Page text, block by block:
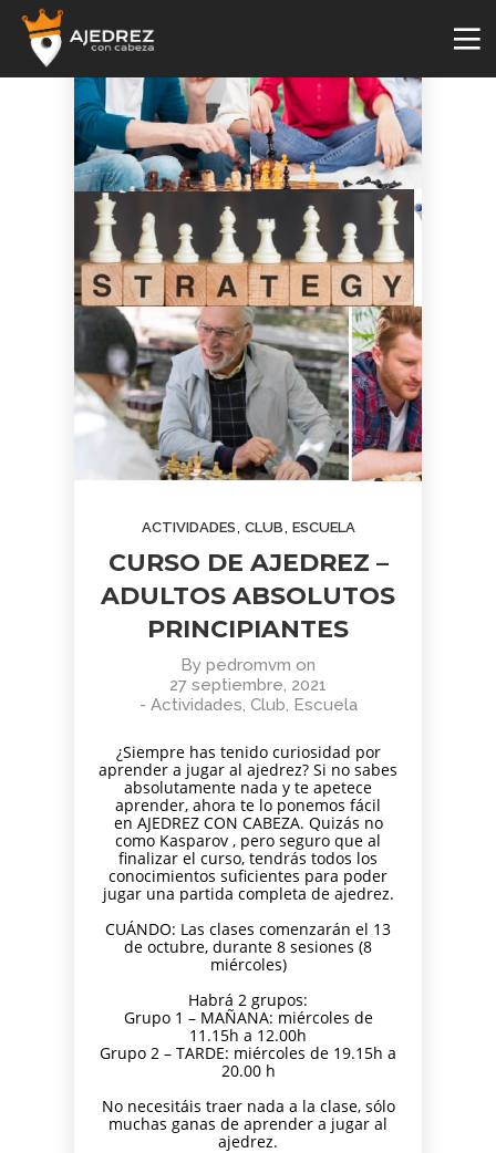
4
COMUNIDAD
AJEDREZ
CON
CABEZA.
BUEN
VERANO Y
SEPTIEMBRE!
29
2026
ARMAGGEDÓN
AJEDREZ CON
CABEZA – 4 DE
JULIO
¡AJEDREZ EN
CHAMBERÍ!
2
2026
A MIRAR
EL ARTE:
MADRID
EN LA
SEGUNDA
SIGLO XX
BOLETÍN
COMUNIDAD
CON
CABEZA –
JUNIO 2026
1
2026
TORNEO
DE
PARA
TODAS
LAS
EDADES
Y
NIVELES
– 13 DE
JUNIO
11
ENTRENAMIENTO
COGNITIVO –
GENERAL
4
MAYO
2026
BOLETÍN
MAYO 2026 –
COMUNIDAD
AJEDREZ
CON
CABEZA
30
ABRIL
2026
TORNEO
PARA
TODAS
LAS
EDADES
Y
NIVELES
–
CON
CABEZA
23 DE
MAYO
30
ABRIL
2026
APRENDER A
MIRAR EL
ARTE: LA
ABSTRACCIÓN
GEOMÉTRICA:
PIET
MONDRIAN (Y
VISITA AL
29
ABRIL
2026
AJEDREZ
ADULTOS -
CURSO DE
AJEDREZ
DESDE 0.
INICIO LA
SEMANA
27
ABRIL
2026
CAMPAMENTO
DE VERANO
AJEDREZ CON
CABEZA 2026
16
MARZO
2026
EL DESAFÍO
CON
DE ELO –
MARZO.
20.15H
ACTIVIDADES, CLUB, ESCUELA
CURSO DE AJEDREZ –
ADULTOS ABSOLUTOS
PRINCIPIANTES
By pedromvm on
27 septiembre, 2021
- Actividades, Club, Escuela
¿Siempre has tenido curiosidad por
aprender a jugar al ajedrez? Si no sabes
absolutamente nada y te apetece
aprender, ahora te lo ponemos fácil
en AJEDREZ CON CABEZA. Quizás no
como Kasparov , pero seguro que al
finalizar el curso, tendrás todos los
conocimientos suficientes para poder
jugar una partida completa de ajedrez.
CUÁNDO: Las clases comenzarán el 13
de octubre, durante 8 sesiones (8
miércoles)
Habrá 2 grupos:
Grupo 1 – MAÑANA: miércoles de
11.15h a 12.00h
Grupo 2 – TARDE: miércoles de 19.15h a
20.00 h
No necesitáis traer nada a la clase, sólo
muchas ganas de aprender a jugar al
ajedrez.